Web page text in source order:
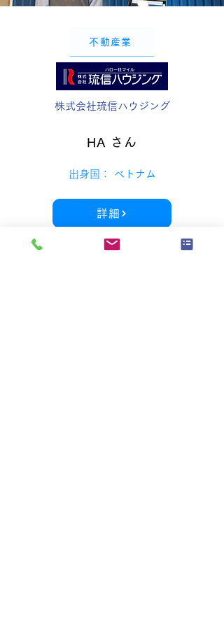
不動産業
株式会社琉信ハウジング
HA さん
出身国： ベトナム
詳細